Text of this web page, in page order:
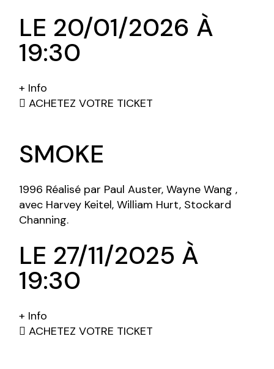
LE 20/01/2026 À
19:30
+ Info
ACHETEZ VOTRE TICKET
SMOKE
1996 Réalisé par Paul Auster, Wayne Wang ,
avec Harvey Keitel, William Hurt, Stockard
Channing.
LE 27/11/2025 À
19:30
+ Info
ACHETEZ VOTRE TICKET